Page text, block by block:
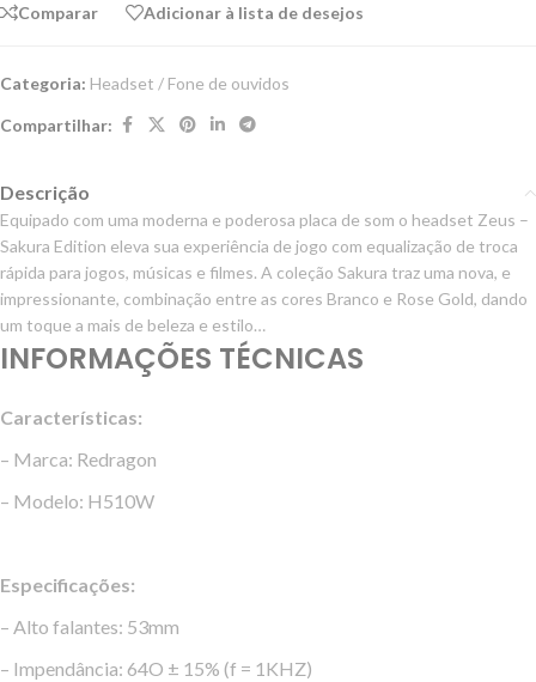
Comparar Adicionar à lista de desejos
Categoria: Headset / Fone de ouvidos
Compartilhar:
Descrição
Equipado com uma moderna e poderosa placa de som o headset Zeus –
Sakura Edition eleva sua experiência de jogo com equalização de troca
rápida para jogos, músicas e filmes. A coleção Sakura traz uma nova, e
impressionante, combinação entre as cores Branco e Rose Gold, dando
um toque a mais de beleza e estilo…
INFORMAÇÕES TÉCNICAS
Características:
– Marca: Redragon
– Modelo: H510W
Especificações:
– Alto falantes: 53mm
– Impendância: 64O ± 15% (f = 1KHZ)